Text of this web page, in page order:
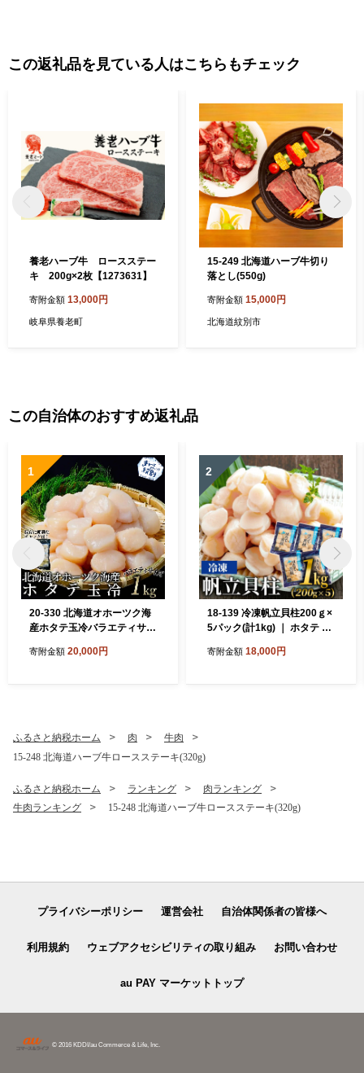
この返礼品を見ている人はこちらもチェック
養老ハーブ牛 ロースステー
キ 200g×2枚【1273631】
寄附金額 13,000円
岐阜県養老町
15-249 北海道ハーブ牛切り
落とし(550g)
寄附金額 15,000円
北海道紋別市
この自治体のおすすめ返礼品
1
20-330 北海道オホーツク海
産ホタテ玉冷バラエティサイ
い
寄附金額 20,000円
2
18-139 冷凍帆立貝柱200ｇ×
5パック(計1kg) ｜ ホタテ ほ
寄附金額 18,000円
ふるさと納税ホーム 肉
牛肉
15-248 北海道ハーブ牛ロースステーキ(320g)
ふるさと納税ホーム ランキング
肉ランキング
牛肉ランキング
15-248 北海道ハーブ牛ロースステーキ(320g)
プライバシーポリシー 運営会社 自治体関係者の皆様へ
利用規約 ウェブアクセシビリティの取り組み お問い合わせ
au PAY マーケットトップ
© 2016 KDDI/au Commerce & Life, Inc.